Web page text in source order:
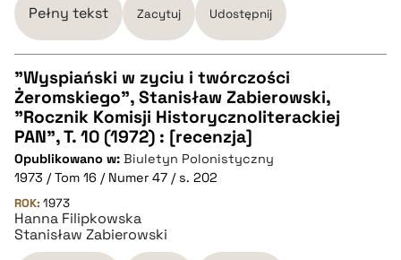
pobierz cytat
Pełny tekst Zacytuj Udostępnij
CZYSTY TEKST
pobierz cytat
BIBTEX
"Wyspiański w zyciu i twórczości
Żeromskiego", Stanisław Zabierowski,
"Rocznik Komisji Historycznoliterackiej
PAN", T. 10 (1972) : [recenzja]
Opublikowano w: Biuletyn Polonistyczny
1973 / Tom 16 / Numer 47 / s. 202
ROK: 1973
Hanna Filipkowska
Stanisław Zabierowski